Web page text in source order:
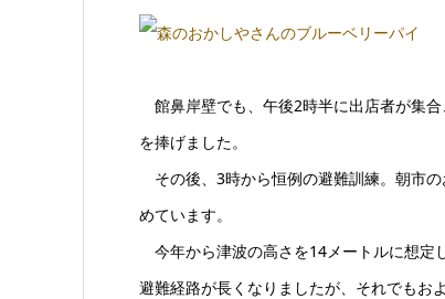
館鼻岸壁でも、午後2時半に出店者が集
を捧げました。
その後、3時から恒例の避難訓練。朝市
めています。
今年から津波の高さを14メートルに想定
避難経路が長くなりましたが、それでもお